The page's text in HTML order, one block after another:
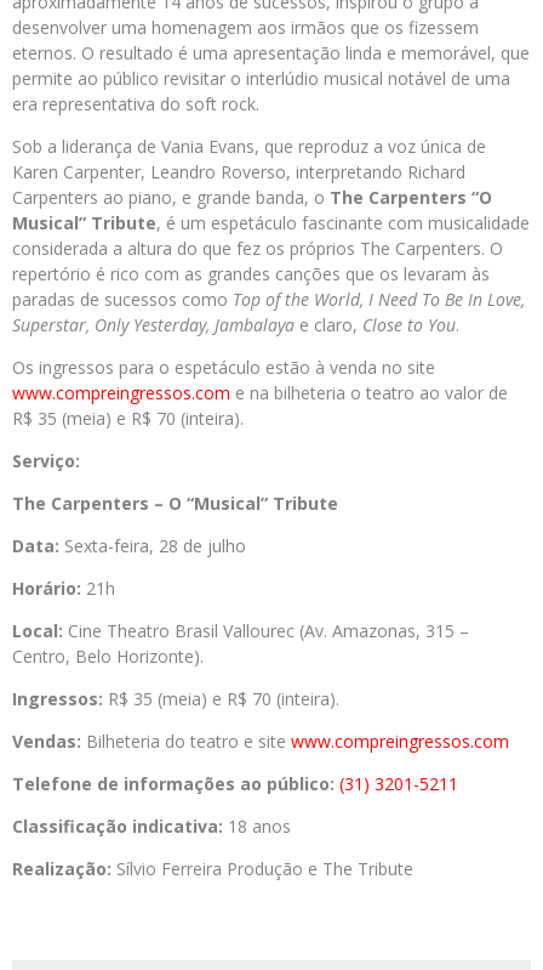
desenvolver uma homenagem aos irmãos que os fizessem
eternos. O resultado é uma apresentação linda e memorável, que
permite ao público revisitar o interlúdio musical notável de uma
era representativa do soft rock.
Sob a liderança de Vania Evans, que reproduz a voz única de
Karen Carpenter, Leandro Roverso, interpretando Richard
Carpenters ao piano, e grande banda, o The Carpenters “O
Musical” Tribute, é um espetáculo fascinante com musicalidade
considerada a altura do que fez os próprios The Carpenters. O
repertório é rico com as grandes canções que os levaram às
paradas de sucessos como Top of the World, I Need To Be In Love,
Superstar, Only Yesterday, Jambalaya e claro, Close to You.
Os ingressos para o espetáculo estão à venda no site
www.compreingressos.com e na bilheteria o teatro ao valor de
R$ 35 (meia) e R$ 70 (inteira).
Serviço:
The Carpenters – O “Musical” Tribute
Data: Sexta-feira, 28 de julho
Horário: 21h
Local: Cine Theatro Brasil Vallourec (Av. Amazonas, 315 –
Centro, Belo Horizonte).
Ingressos: R$ 35 (meia) e R$ 70 (inteira).
Vendas: Bilheteria do teatro e site www.compreingressos.com
Telefone de informações ao público: (31) 3201-5211
Classificação indicativa: 18 anos
Realização: Sílvio Ferreira Produção e The Tribute